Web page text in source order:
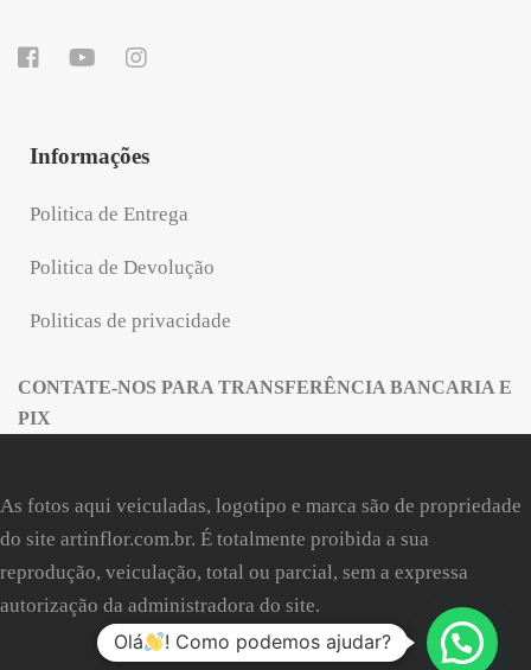
Informações
Politica de Entrega
Politica de Devolução
Politicas de privacidade
CONTATE-NOS PARA TRANSFERÊNCIA BANCARIA E
PIX
As fotos aqui veiculadas, logotipo e marca são de propriedade
do site artinflor.com.br. É totalmente proibida a sua
reprodução, veiculação, total ou parcial, sem a expressa
autorização da administradora do site.
Olá ! Como podemos ajudar?